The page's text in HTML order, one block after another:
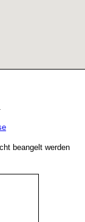
beangelt werden